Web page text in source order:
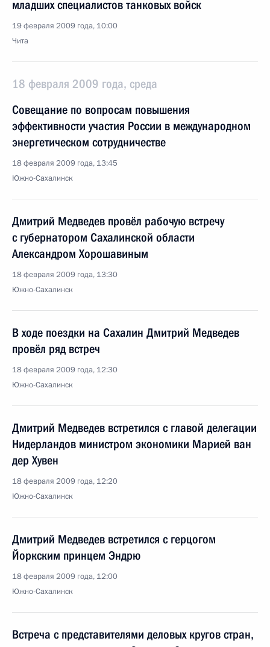
младших специалистов танковых войск
19 февраля 2009 года, 10:00
Чита
18 февраля 2009 года, среда
Совещание по вопросам повышения
эффективности участия России в международном
энергетическом сотрудничестве
18 февраля 2009 года, 13:45
Южно-Сахалинск
Дмитрий Медведев провёл рабочую встречу
с губернатором Сахалинской области
Александром Хорошавиным
18 февраля 2009 года, 13:30
Южно-Сахалинск
В ходе поездки на Сахалин Дмитрий Медведев
провёл ряд встреч
18 февраля 2009 года, 12:30
Южно-Сахалинск
Дмитрий Медведев встретился с главой делегации
Нидерландов министром экономики Марией ван
дер Хувен
18 февраля 2009 года, 12:20
Южно-Сахалинск
Дмитрий Медведев встретился с герцогом
Йоркским принцем Эндрю
18 февраля 2009 года, 12:00
Южно-Сахалинск
Встреча с представителями деловых кругов стран,